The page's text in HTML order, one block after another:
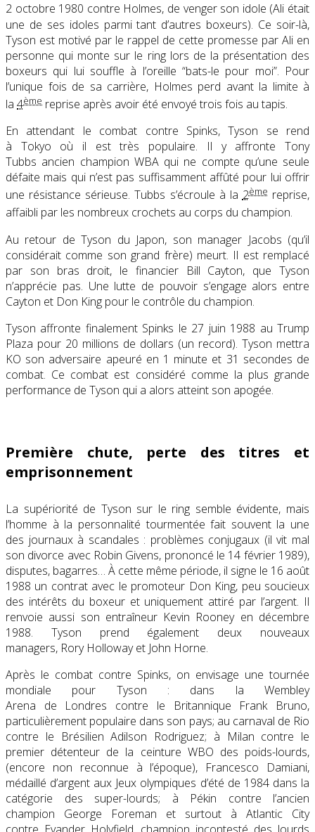
2 octobre 1980 contre Holmes, de venger son idole (Ali était
une de ses idoles parmi tant d’autres boxeurs). Ce soir-là,
Tyson est motivé par le rappel de cette promesse par Ali en
personne qui monte sur le ring lors de la présentation des
boxeurs qui lui souffle à l’oreille “bats-le pour moi”. Pour
l’unique fois de sa carrière, Holmes perd avant la limite à
la 4ème reprise après avoir été envoyé trois fois au tapis.
En attendant le combat contre Spinks, Tyson se rend
à Tokyo où il est très populaire. Il y affronte Tony
Tubbs ancien champion WBA qui ne compte qu’une seule
défaite mais qui n’est pas suffisamment affûté pour lui offrir
une résistance sérieuse. Tubbs s’écroule à la 2ème reprise,
affaibli par les nombreux crochets au corps du champion.
Au retour de Tyson du Japon, son manager Jacobs (qu’il
considérait comme son grand frère) meurt. Il est remplacé
par son bras droit, le financier Bill Cayton, que Tyson
n’apprécie pas. Une lutte de pouvoir s’engage alors entre
Cayton et Don King pour le contrôle du champion.
Tyson affronte finalement Spinks le 27 juin 1988 au Trump
Plaza pour 20 millions de dollars (un record). Tyson mettra
KO son adversaire apeuré en 1 minute et 31 secondes de
combat. Ce combat est considéré comme la plus grande
performance de Tyson qui a alors atteint son apogée.
Première chute, perte des titres et
emprisonnement
La supériorité de Tyson sur le ring semble évidente, mais
l’homme à la personnalité tourmentée fait souvent la une
des journaux à scandales : problèmes conjugaux (il vit mal
son divorce avec Robin Givens, prononcé le 14 février 1989),
disputes, bagarres… À cette même période, il signe le 16 août
1988 un contrat avec le promoteur Don King, peu soucieux
des intérêts du boxeur et uniquement attiré par l’argent. Il
renvoie aussi son entraîneur Kevin Rooney en décembre
1988. Tyson prend également deux nouveaux
managers, Rory Holloway et John Horne.
Après le combat contre Spinks, on envisage une tournée
mondiale pour Tyson : dans la Wembley
Arena de Londres contre le Britannique Frank Bruno,
particulièrement populaire dans son pays; au carnaval de Rio
contre le Brésilien Adilson Rodriguez; à Milan contre le
premier détenteur de la ceinture WBO des poids-lourds,
(encore non reconnue à l’époque), Francesco Damiani,
médaillé d’argent aux Jeux olympiques d’été de 1984 dans la
catégorie des super-lourds; à Pékin contre l’ancien
champion George Foreman et surtout à Atlantic City